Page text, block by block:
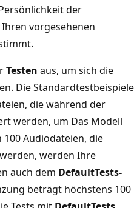
der
vorgesehenen
Testen aus, um sich die
Die Standardtestbeispiele
die während der
werden, um Das Modell
Audiodateien, die
werden Ihre
auch dem DefaultTests-
beträgt höchstens 100